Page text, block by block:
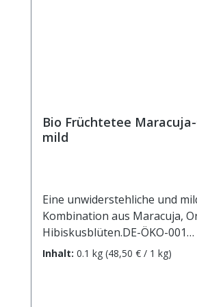
Bio Früchtetee
mild
Eine unwiderstehliche und
Kombination aus Maracuja,
Hibiskusblüten.DE-ÖKO-001
Zutaten: Apfelstücke (Apfel*,
Inhalt: 0.1 kg (48,50 € / 1 kg)